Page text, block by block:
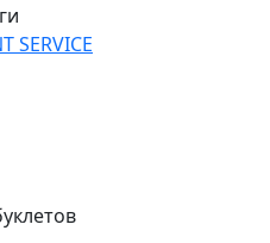
SERVICE